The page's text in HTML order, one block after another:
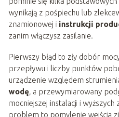
wynikają z pośpiechu lub
znamionowej i instrukcji
zanim włączysz zasilanie.
Pierwszy błąd to zły dobór
przepływu i liczby punktów
urządzenie względem
wodę, a przewymiarowany
mocniejszej instalacji i
problem to pomylenie wejścia